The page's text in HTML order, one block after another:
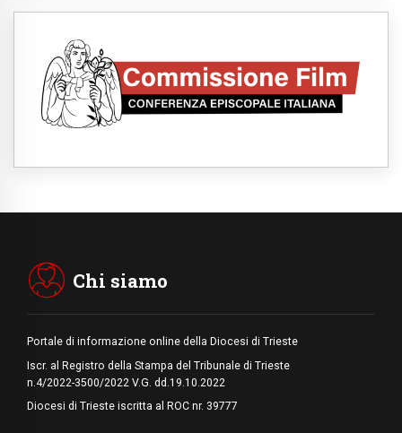
stranieri
05.08.2026
Pizzaballa ad Assisi: i cristiani stanchi del
tira e molla delle trattative, vogliono pace
per affrontare le "sfide urgenti" di oggi
social non saziano, vogliamo cose grandi"
Chi siamo
Portale di informazione online della Diocesi di Trieste
Iscr. al Registro della Stampa del Tribunale di Trieste
n.4/2022-3500/2022 V.G. dd.19.10.2022
Diocesi di Trieste iscritta al ROC nr. 39777